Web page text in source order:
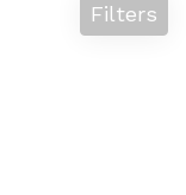
Filters